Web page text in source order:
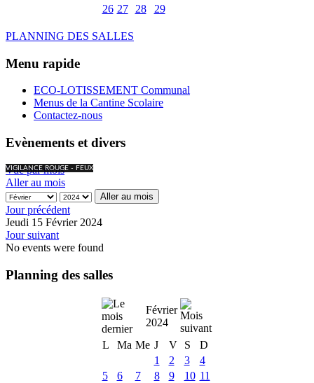
26 27 28 29
PLANNING DES SALLES
Menu rapide
ECO-LOTISSEMENT Communal
Menus de la Cantine Scolaire
Contactez-nous
Evènements et divers
VIGILANCE ROUGE - FEUX
Vue par mois
Aller au mois
Aller au mois
Jour précédent
Jeudi 15 Février 2024
Jour suivant
No events were found
Planning des salles
Février
2024
L
Ma Me J V S
D
1
2 3
4
5
6 7 8 9 10 11